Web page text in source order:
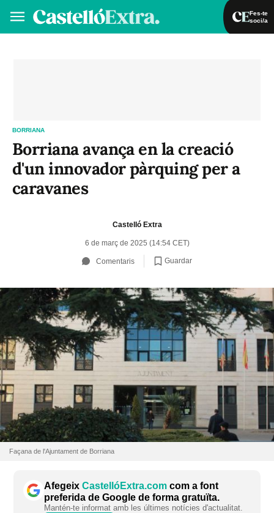
Fes-te
soci/a
BORRIANA
Borriana avança en la creació
d'un innovador pàrquing per a
caravanes
Castelló Extra
6 de març de 2025 (14:54 CET)
Comentaris Guardar
Façana de l'Ajuntament de Borriana
Afegeix CastellóExtra.com com a font
preferida de Google de forma gratuïta.
Mantén-te informat amb les últimes notícies d'actualitat.